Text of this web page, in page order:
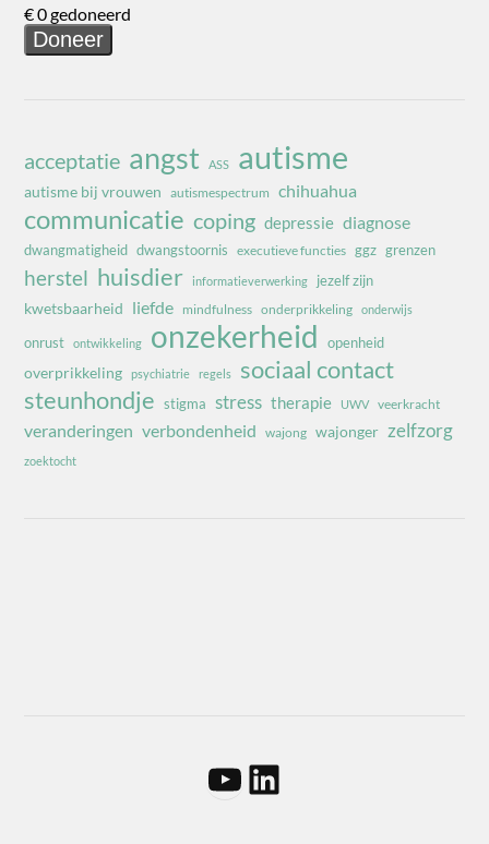
acceptatie angst ASS autisme
autisme bij vrouwen autismespectrum chihuahua
communicatie coping depressie diagnose
dwangmatigheid dwangstoornis executieve functies ggz grenzen
herstel huisdier informatieverwerking jezelf zijn
kwetsbaarheid liefde mindfulness onderprikkeling onderwijs
onrust ontwikkeling onzekerheid openheid
overprikkeling psychiatrie regels
sociaal contact
steunhondje stigma stress therapie UWV veerkracht
veranderingen verbondenheid wajong wajonger zelfzorg
zoektocht